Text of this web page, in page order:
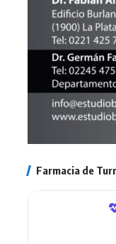
Farmacia de